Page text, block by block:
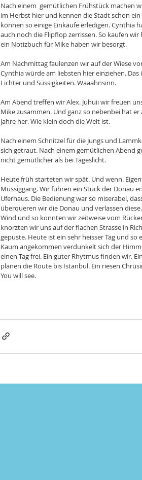
Nach einem  gemütlichen Frühstück machen
im Herbst hier und kennen die Stadt schon
können so einige Einkäufe erledigen. Cynthia
auch noch die Flipflop zerrissen. So kaufen
ein Notizbuch für Mike haben wir besorgt.
Am Nachmittag faulenzen wir auf der Wiese
Cynthia würde am liebsten hier einziehen.
Lichter und Süssigkeiten. Waaahnsinn.
Am Abend treffen wir Alex. Juhuii wir freuen
Mike zusammen. Und ganz so nebenbei hat
Jahre her. Wie klein doch die Welt ist.
Nach einem Schnitzel für die Jungs und
sich getraut. Nach einem gemütlichen Abend
nicht gemütlicher als bei Tageslicht.
Heute früh starteten wir spät. Und wenn.
Müssiggang. Wir fuhren ein Stück der Donau
Uferhaus. Die Bedienung war so miserabel,
überqueren wir die Donau und verlassen
Wind und so konnten wir zeitweise vom
knorzten wir uns auf der flachen Strasse in
gepuste. Heute ist ein sehr heisser Tag und
Kaum angekommen verdunkelt sich der
einen Tag frei. Ein guter Rhytmus finden wir.
planen die Route bis Istanbul. Ein riesen
You will see.